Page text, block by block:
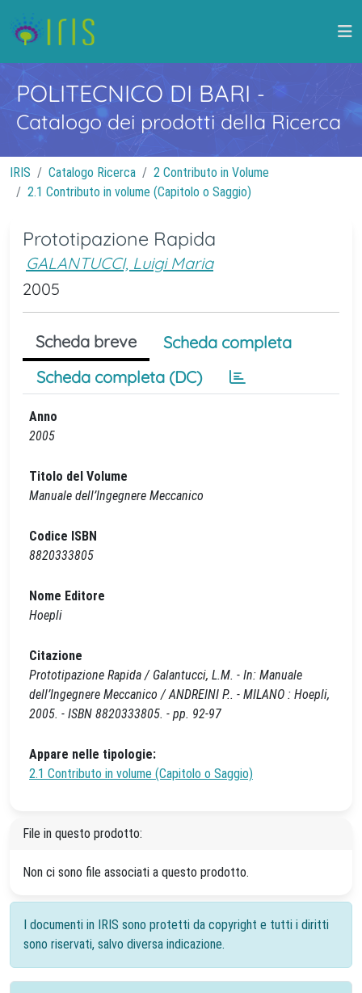
POLITECNICO DI BARI -
Catalogo dei prodotti della Ricerca
IRIS Catalogo Ricerca
2 Contributo in Volume
2.1 Contributo in volume (Capitolo o Saggio)
Prototipazione Rapida
GALANTUCCI, Luigi Maria
2005
Scheda breve
Scheda completa
Scheda completa (DC)
Anno
2005
Titolo del Volume
Manuale dell’Ingegnere Meccanico
Codice ISBN
8820333805
Nome Editore
Hoepli
Citazione
Prototipazione Rapida / Galantucci, L.M. - In: Manuale
dell’Ingegnere Meccanico / ANDREINI P.. - MILANO : Hoepli,
2005. - ISBN 8820333805. - pp. 92-97
Appare nelle tipologie:
2.1 Contributo in volume (Capitolo o Saggio)
File in questo prodotto:
Non ci sono file associati a questo prodotto.
I documenti in IRIS sono protetti da copyright e tutti i diritti
sono riservati, salvo diversa indicazione.